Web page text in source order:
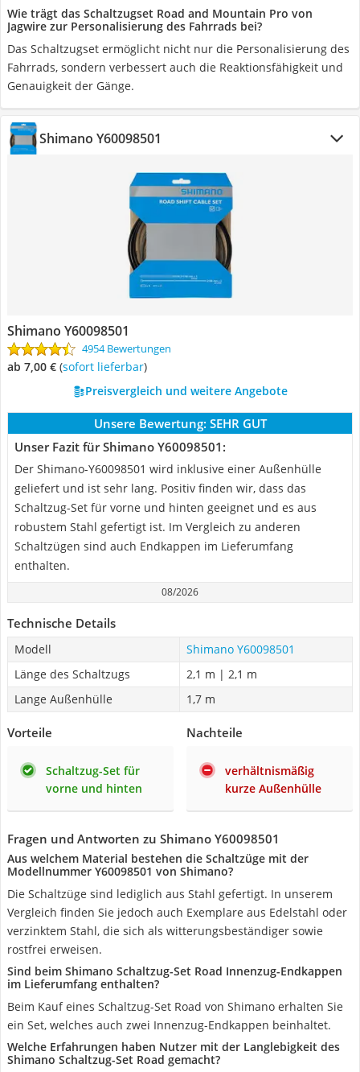
Wie trägt das Schaltzugset Road and Mountain Pro von
Jagwire zur Personalisierung des Fahrrads bei?
Das Schaltzugset ermöglicht nicht nur die Personalisierung des
Fahrrads, sondern verbessert auch die Reaktionsfähigkeit und
Genauigkeit der Gänge.
Shimano Y60098501
Shimano Y60098501
4954 Bewertungen
ab 7,00 € ( Sofort lieferbar)
Preisvergleich und weitere Angebote
Unsere Bewertung: SEHR GUT
Unser Fazit für Shimano Y60098501:
Der Shimano-Y60098501 wird inklusive einer Außenhülle
geliefert und ist sehr lang. Positiv finden wir, dass das
Schaltzug-Set für vorne und hinten geeignet und es aus
robustem Stahl gefertigt ist. Im Vergleich zu anderen
Schaltzügen sind auch Endkappen im Lieferumfang
enthalten.
08/2026
Technische Details
Modell
Shimano Y60098501
Länge des Schaltzugs
2,1 m | 2,1 m
Lange Außenhülle
1,7 m
Vorteile
Schaltzug-Set für
vorne und hinten
Nachteile
verhältnismäßig
kurze Außenhülle
Fragen und Antworten zu Shimano Y60098501
Aus welchem Material bestehen die Schaltzüge mit der
Modellnummer Y60098501 von Shimano?
Die Schaltzüge sind lediglich aus Stahl gefertigt. In unserem
Vergleich finden Sie jedoch auch Exemplare aus Edelstahl oder
verzinktem Stahl, die sich als witterungsbeständiger sowie
rostfrei erweisen.
Sind beim Shimano Schaltzug-Set Road Innenzug-Endkappen
im Lieferumfang enthalten?
Beim Kauf eines Schaltzug-Set Road von Shimano erhalten Sie
ein Set, welches auch zwei Innenzug-Endkappen beinhaltet.
Welche Erfahrungen haben Nutzer mit der Langlebigkeit des
Shimano Schaltzug-Set Road gemacht?